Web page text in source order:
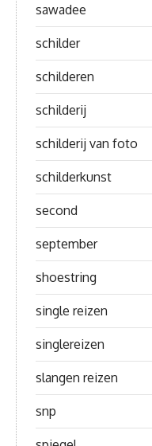
sawadee
schilder
schilderen
schilderij
schilderij van foto
schilderkunst
second
september
shoestring
single reizen
singlereizen
slangen reizen
snp